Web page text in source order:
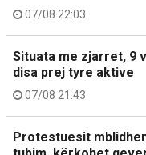
07/08 22:03
Situata me zjarret, 9
disa prej tyre aktive
07/08 21:43
Protestuesit